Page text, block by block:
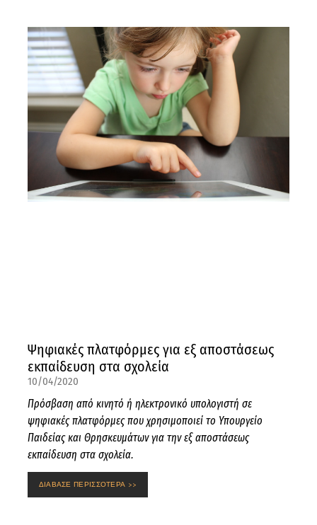
Ψηφιακές πλατφόρμες για εξ αποστάσεως
εκπαίδευση στα σχολεία
10/04/2020
Πρόσβαση από κινητό ή ηλεκτρονικό υπολογιστή σε
ψηφιακές πλατφόρμες που χρησιμοποιεί το Υπουργείο
Παιδείας και Θρησκευμάτων για την εξ αποστάσεως
εκπαίδευση στα σχολεία.
ΔΙΑΒΑΣΕ ΠΕΡΙΣΣΟΤΕΡΑ >>